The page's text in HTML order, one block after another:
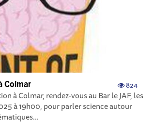
824
Colmar
à Colmar, rendez-vous au Bar le JAF, les
à 19h00, pour parler science autour